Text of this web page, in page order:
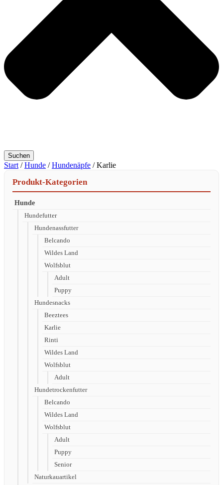
Suchen
Start /Hunde /Hundenäpfe / Karlie
Produkt-Kategorien
Hunde
Hundefutter
Hundenassfutter
Belcando
Wildes Land
Wolfsblut
Adult
Puppy
Hundesnacks
Beeztees
Karlie
Rinti
Wildes Land
Wolfsblut
Adult
Hundetrockenfutter
Belcando
Wildes Land
Wolfsblut
Adult
Puppy
Senior
Naturkauartikel